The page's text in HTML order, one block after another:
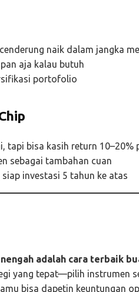
naik dalam jangka
aja kalau butuh
portofolio
tapi bisa kasih return 10–20%
sebagai tambahan cuan
investasi 5 tahun ke atas
adalah cara terbaik
yang tepat—pilih instrumen
bisa dapetin keuntungan